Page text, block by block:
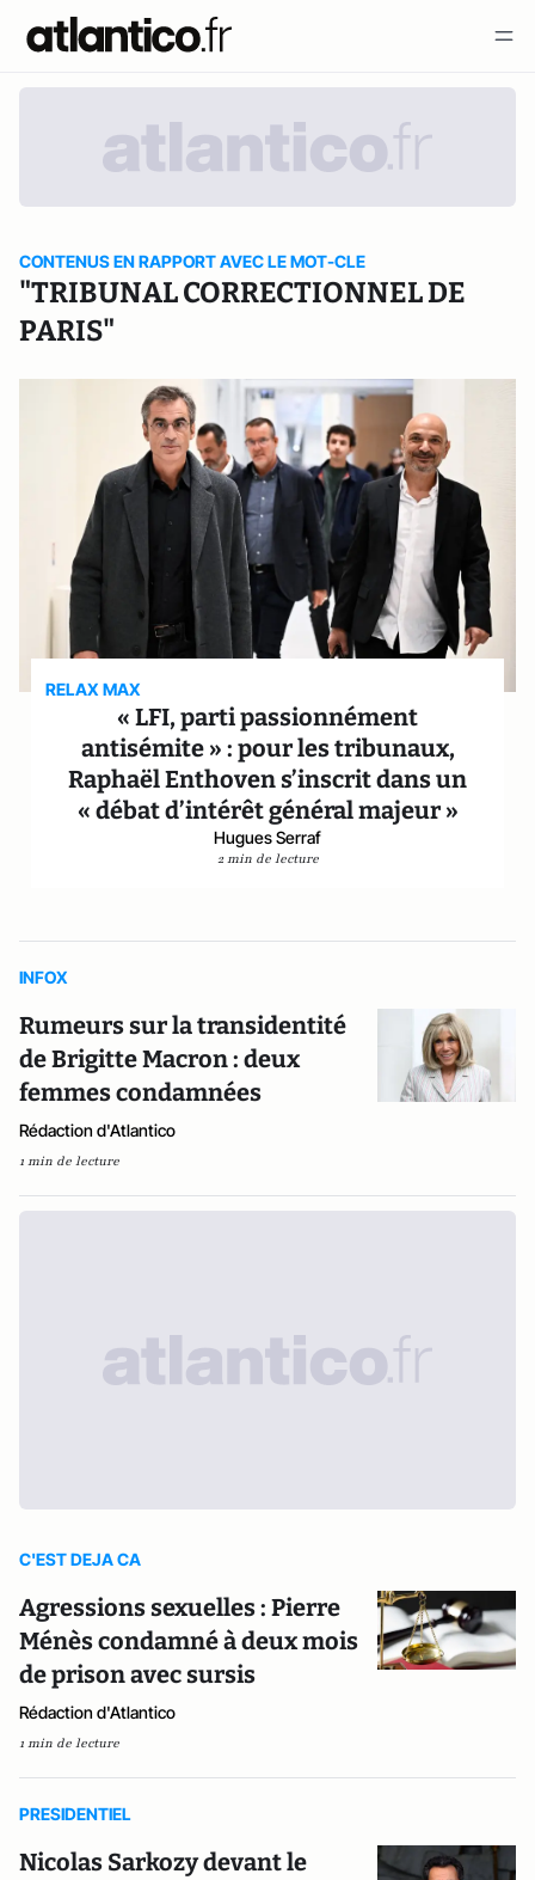
CONTENUS EN RAPPORT AVEC LE MOT-CLE
"TRIBUNAL CORRECTIONNEL DE
PARIS"
RELAX MAX
« LFI, parti passionnément
antisémite » : pour les tribunaux,
Raphaël Enthoven s’inscrit dans un
« débat d’intérêt général majeur »
Hugues Serraf
2 min de lecture
INFOX
Rumeurs sur la transidentité
de Brigitte Macron : deux
femmes condamnées
Rédaction d'Atlantico
1 min de lecture
C'EST DEJA CA
Agressions sexuelles : Pierre
Ménès condamné à deux mois
de prison avec sursis
Rédaction d'Atlantico
1 min de lecture
PRESIDENTIEL
Nicolas Sarkozy devant le